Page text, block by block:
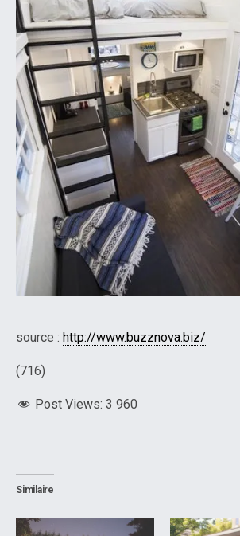
source : http://www.buzznova.biz/
(716)
Post Views: 3 960
Similaire